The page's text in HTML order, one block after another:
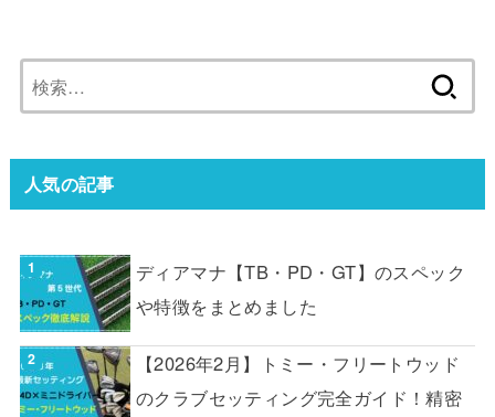
索:
人気の記事
ディアマナ【TB・PD・GT】のスペック
や特徴をまとめました
【2026年2月】トミー・フリートウッド
のクラブセッティング完全ガイド！精密